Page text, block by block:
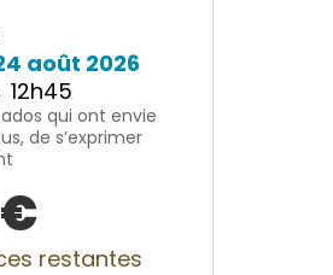
août 2026
12h45
qui ont envie
de s’exprimer
restantes